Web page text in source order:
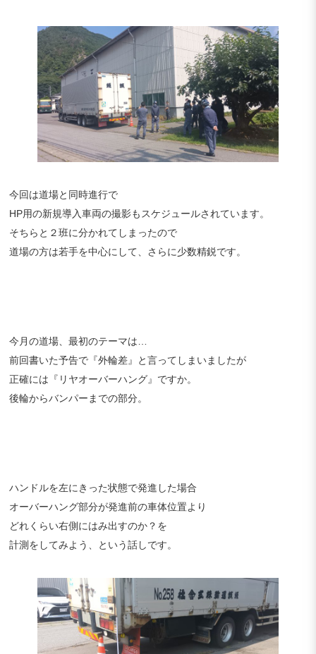
今回は道場と同時進行で
HP用の新規導入車両の撮影もスケジュールされています。
そちらと２班に分かれてしまったので
道場の方は若手を中心にして、さらに少数精鋭です。
今月の道場、最初のテーマは…
前回書いた予告で『外輪差』と言ってしまいましたが
正確には『リヤオーバーハング』ですか。
後輪からバンパーまでの部分。
ハンドルを左にきった状態で発進した場合
オーバーハング部分が発進前の車体位置より
どれくらい右側にはみ出すのか？を
計測をしてみよう、という話しです。